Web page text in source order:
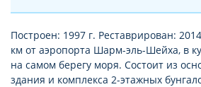
Построен: 1997 г. Реставрирован:
км от аэропорта Шарм-эль-Шейха, в
на самом берегу моря. Состоит из
здания и комплекса 2-этажных